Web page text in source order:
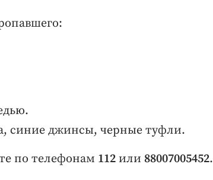
синие джинсы, черные туфли.
по телефонам 112 или 88007005452.